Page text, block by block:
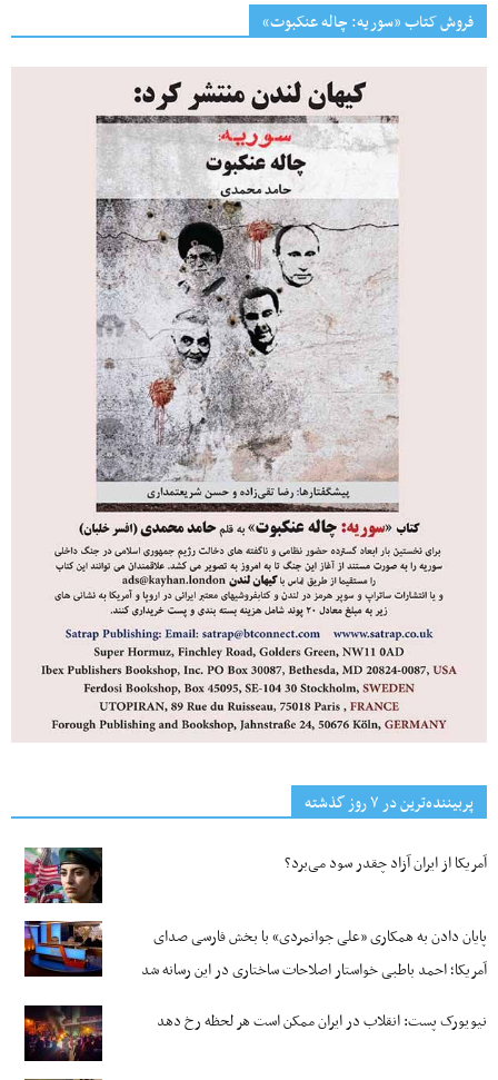
فروش کتاب «سوریه: چاله عنکبوت»
پربیننده‌ترین‌ در ۷ روز گذشته
آمریکا از ایران آزاد چقدر سود می‌برد؟
پایان دادن به همکاری «علی جوانمردی» با بخش فارسی صدای
آمریکا؛ احمد باطبی خواستار اصلاحات ساختاری در این رسانه شد
نیویورک پست: انقلاب در ایران ممکن است هر لحظه رخ دهد